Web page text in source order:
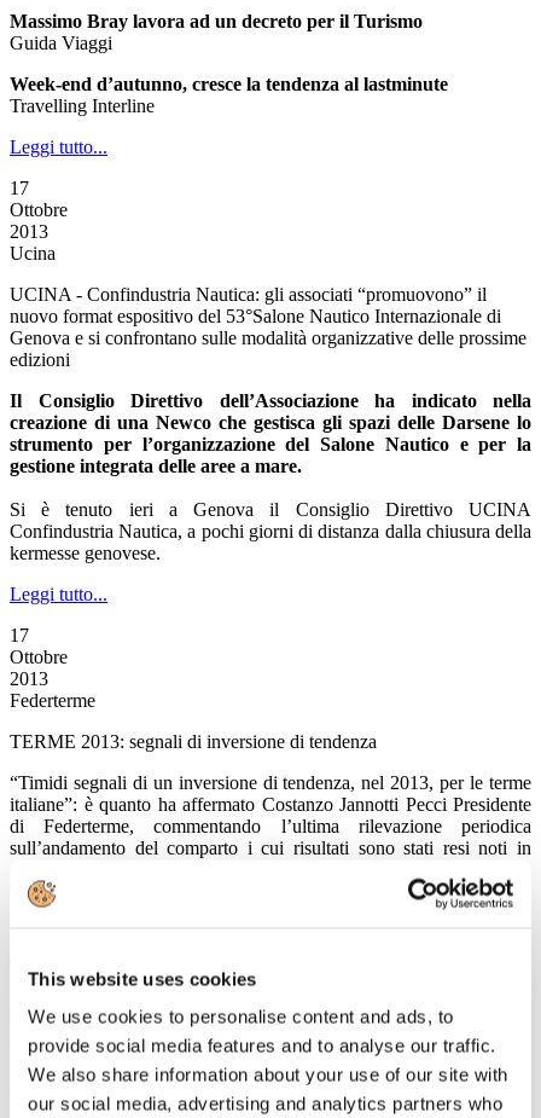
This website uses cookies
We use cookies to personalise content and ads, to
provide social media features and to analyse our traffic.
We also share information about your use of our site with
our social media, advertising and analytics partners who
Massimo Bray lavora ad un decreto per il Turismo
Guida Viaggi
Week-end d’autunno, cresce la tendenza al lastminute
Travelling Interline
Leggi tutto...
17
Ottobre
2013
Ucina
UCINA - Confindustria Nautica: gli associati “promuovono” il
nuovo format espositivo del 53°Salone Nautico Internazionale di
Genova e si confrontano sulle modalità organizzative delle prossime
edizioni
Il Consiglio Direttivo dell’Associazione ha indicato nella
creazione di una Newco che gestisca gli spazi delle Darsene lo
strumento per l’organizzazione del Salone Nautico e per la
gestione integrata delle aree a mare.
Si è tenuto ieri a Genova il Consiglio Direttivo UCINA
Confindustria Nautica, a pochi giorni di distanza dalla chiusura della
kermesse genovese.
Leggi tutto...
17
Ottobre
2013
Federterme
TERME 2013: segnali di inversione di tendenza
“Timidi segnali di un inversione di tendenza, nel 2013, per le terme
italiane”: è quanto ha affermato Costanzo Jannotti Pecci Presidente
di Federterme, commentando l’ultima rilevazione periodica
sull’andamento del comparto i cui risultati sono stati resi noti in
Termale in corso oggi e domani a Rimini, organizzato da TTG Italia
in collaborazione con la stessa Federterme.
Ottobre
2013
Associazione Italiana Confindustria Alberghi
VALORE TURISMO, finalmente